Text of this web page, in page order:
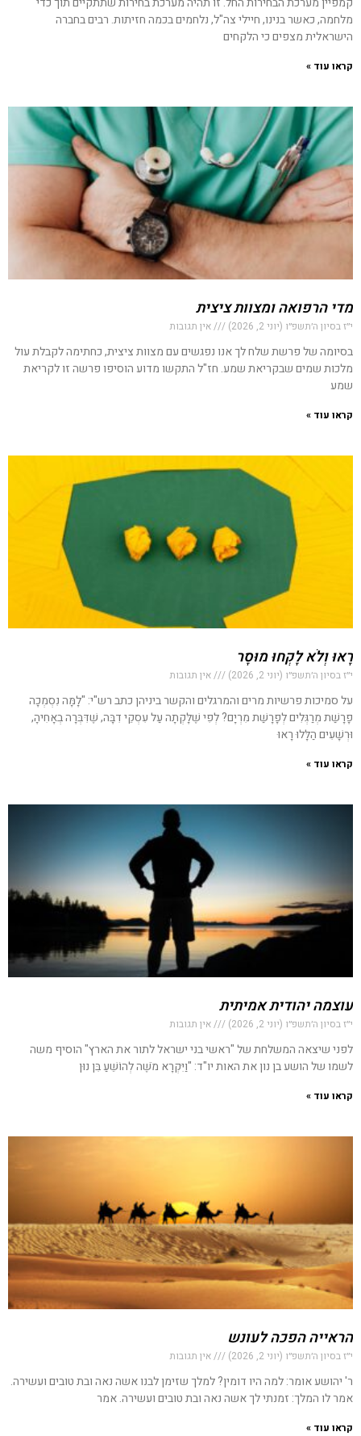
מלחמה, כאשר בנינו, חיילי צה"ל, נלחמים בכמה חזיתות. רבים בחברה
הישראלית מצפים כי הלקחים
קראו עוד »
מדי הרפואה ומצוות ציצית
י״ז בסיון ה׳תשפ״ו (יוני 2, 2026) אין תגובות
בסיומה של פרשת שלח לך אנו נפגשים עם מצוות ציצית, כחתימה לקבלת עול
מלכות שמים שבקריאת שמע. חז"ל התקשו מדוע הוסיפו פרשה זו לקריאת
שמע
קראו עוד »
רָאוּ וְלֹא לָקְחוּ מוּסָר
י״ז בסיון ה׳תשפ״ו (יוני 2, 2026) אין תגובות
על סמיכות פרשיות מרים והמרגלים והקשר ביניהן כתב רש"י: "לָמָּה נִסְמְכָה
פָרָשַׁת מְרַגְּלִים לְפָרָשַׁת מִרְיָם? לְפִי שֶׁלָּקְתָה עַל עִסְקֵי דִבָּה, שֶׁדִּבְּרָה בְאָחִיהָ,
וּרְשָׁעִים הַלָּלוּ רָאוּ
קראו עוד »
עוצמה יהודית אמיתית
י״ז בסיון ה׳תשפ״ו (יוני 2, 2026) אין תגובות
לפני שיצאה המשלחת של "ראשי בני ישראל לתור את הארץ" הוסיף משה
לשמו של הושע בן נון את האות יו"ד: "וַיִּקְרָא מֹשֶׁה לְהוֹשֵׁעַ בִּן נוּן
קראו עוד »
הראייה הפכה לעונש
י״ז בסיון ה׳תשפ״ו (יוני 2, 2026) אין תגובות
ר' יהושע אומר: למה היו דומין? למלך שזימן לבנו אשה נאה ובת טובים ועשירה.
אמר לו המלך: זמנתי לך אשה נאה ובת טובים ועשירה. אמר
קראו עוד »